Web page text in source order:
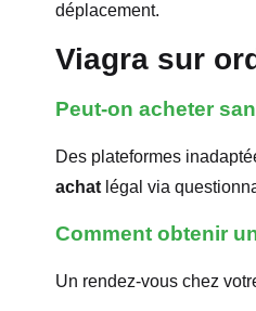
déplacement.
Viagra sur
Peut-on acheter
Des plateformes
achatlégal via
Comment obtenir
Un rendez-vous chez